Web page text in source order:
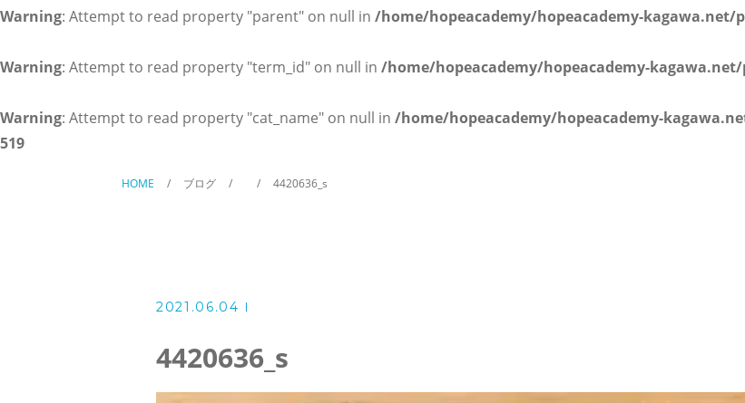
よくある質問
アクセス
当塾からのお知らせ
お問い合わせ
Warning: Attempt to read property "parent" on null in /home/hopeacademy/hopeacademy-
Warning: Attempt to read property "term_id" on null in /home/hopeacademy/hopeacademy-
Warning: Attempt to read property "cat_name" on null in /home/hopeacademy/hopeacademy-
519
HOME ブログ 4420636_s
2021.06.04
4420636_s